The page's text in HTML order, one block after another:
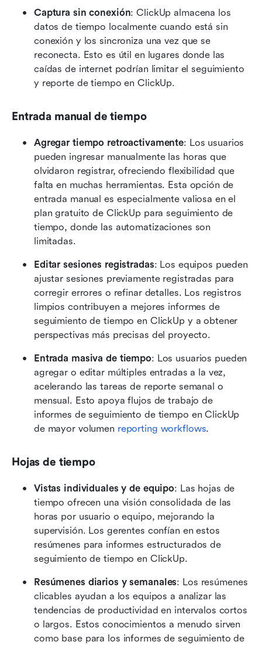
Captura sin conexión: ClickUp almacena los
datos de tiempo localmente cuando está sin
conexión y los sincroniza una vez que se
reconecta. Esto es útil en lugares donde las
caídas de internet podrían limitar el seguimiento
y reporte de tiempo en ClickUp.
Entrada manual de tiempo
Agregar tiempo retroactivamente: Los usuarios
pueden ingresar manualmente las horas que
olvidaron registrar, ofreciendo flexibilidad que
falta en muchas herramientas. Esta opción de
entrada manual es especialmente valiosa en el
plan gratuito de ClickUp para seguimiento de
tiempo, donde las automatizaciones son
limitadas.
Editar sesiones registradas: Los equipos pueden
ajustar sesiones previamente registradas para
corregir errores o refinar detalles. Los registros
limpios contribuyen a mejores informes de
seguimiento de tiempo en ClickUp y a obtener
perspectivas más precisas del proyecto.
Entrada masiva de tiempo: Los usuarios pueden
agregar o editar múltiples entradas a la vez,
acelerando las tareas de reporte semanal o
mensual. Esto apoya flujos de trabajo de
informes de seguimiento de tiempo en ClickUp
de mayor volumen reporting workflows.
Hojas de tiempo
Vistas individuales y de equipo: Las hojas de
tiempo ofrecen una visión consolidada de las
horas por usuario o equipo, mejorando la
supervisión. Los gerentes confían en estos
resúmenes para informes estructurados de
seguimiento de tiempo en ClickUp.
Resúmenes diarios y semanales: Los resúmenes
clicables ayudan a los equipos a analizar las
tendencias de productividad en intervalos cortos
o largos. Estos conocimientos a menudo sirven
como base para los informes de seguimiento de